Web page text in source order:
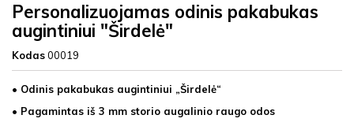
Personalizuojamas odinis pakabukas
augintiniui "Širdelė"
Kodas00019
• Odinis pakabukas augintiniui „Širdelė“
• Pagamintas iš 3 mm storio augalinio raugo odos